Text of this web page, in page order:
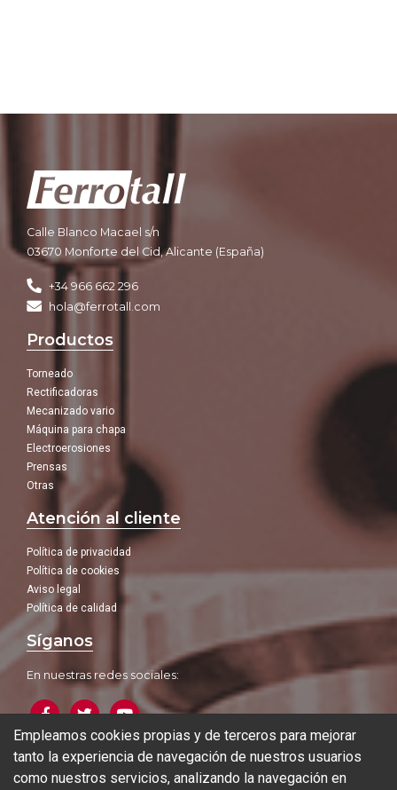
Calle Blanco Macael s/n
03670 Monforte del Cid, Alicante (España)
+34 966 662 296
hola@ferrotall.com
Productos
Torneado
Rectificadoras
Mecanizado vario
Máquina para chapa
Electroerosiones
Prensas
Otras
Atención al cliente
Política de privacidad
Política de cookies
Aviso legal
Política de calidad
Síganos
En nuestras redes sociales:
Blog
Empleamos cookies propias y de terceros para mejorar
tanto la experiencia de navegación de nuestros usuarios
como nuestros servicios, analizando la navegación en